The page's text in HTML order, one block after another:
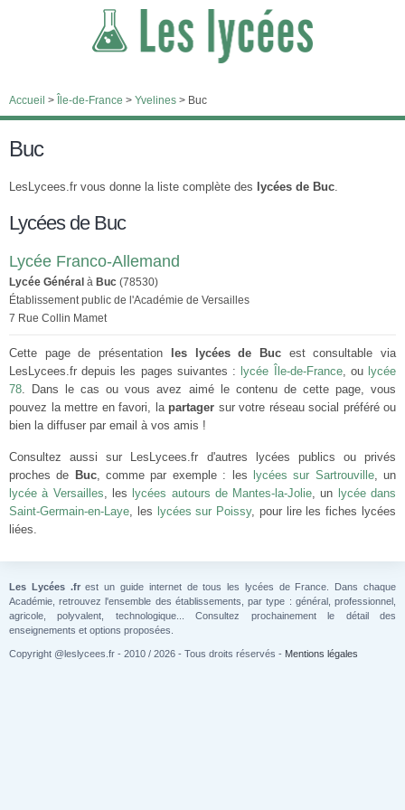
Accueil > Île-de-France > Yvelines > Buc
Buc
LesLycees.fr vous donne la liste complète des lycées de Buc.
Lycées de Buc
Lycée Franco-Allemand
Lycée Général à Buc (78530)
Établissement public de l'Académie de Versailles
7 Rue Collin Mamet
Cette page de présentation les lycées de Bucest consultable via
LesLycees.fr depuis les pages suivantes : lycée Île-de-France, ou lycée
78. Dans le cas ou vous avez aimé le contenu de cette page, vous
pouvez la mettre en favori, la partager sur votre réseau social préféré ou
bien la diffuser par email à vos amis !
Consultez aussi sur LesLycees.fr d'autres lycées publics ou privés
proches de Buc, comme par exemple : les lycées sur Sartrouville, un
lycée à Versailles, les lycées autours de Mantes-la-Jolie, un lycée dans
Saint-Germain-en-Laye, les lycées sur Poissy, pour lire les fiches lycées
liées.
Les Lycées .frest un guide internet de tous les lycées de France. Dans chaque
Académie, retrouvez l'ensemble des établissements, par type : général, professionnel,
agricole, polyvalent, technologique... Consultez prochainement le détail des
enseignements et options proposées.
Copyright @leslycees.fr - 2010 / 2026 - Tous droits réservés - Mentions légales